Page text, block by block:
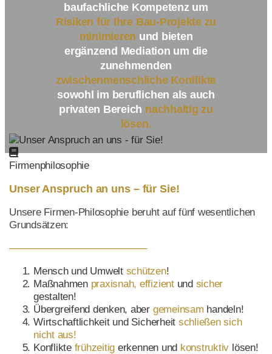
baufachliche Kompetenz um
Risiken für Ihre Bau-Projekte zu
minimieren und bieten
ergänzend Mediation um die
zunehmenden
zwischenmenschliche Konflikte
sowohl im beruflichen als auch
privaten Bereich nachhaltig zu
lösen.
Firmenphilosophie
Unser Anspruch an uns – für Sie!
Unsere Firmen-Philosophie beruht auf fünf wesentlichen
Grundsätzen:
—————————————–
Mensch und Umwelt schützen!
Maßnahmen praxisnah, effizientund sicher
gestalten!
Übergreifend denken, aber gemeinsam handeln!
Wirtschaftlichkeit und Sicherheit schließen sich
nicht aus!
Konflikte frühzeitig erkennen und konstruktiv lösen!